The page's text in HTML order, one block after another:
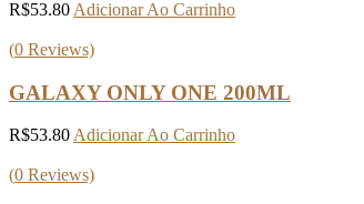
R$53.80 Adicionar Ao Carrinho
(0 Reviews)
GALAXY ONLY ONE 200ML
R$53.80 Adicionar Ao Carrinho
(0 Reviews)